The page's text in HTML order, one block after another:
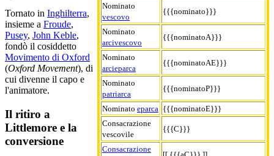
Nominato
vescovo
{{{nominato}}}
Nominato
arcivescovo
{{{nominatoA}}}
Nominato
arcieparca
{{{nominatoAE}}}
Nominato
patriarca
{{{nominatoP}}}
Nominato eparca {{{nominatoE}}}
Consacrazione
vescovile
{{{C}}}
Consacrazione
Tornato in Inghilterra,
insieme a Froude,
Pusey, John Keble,
fondò il cosiddetto
Movimento di Oxford
(Oxford Movement), di
cui divenne il capo e
l'animatore.
Il ritiro a
Littlemore e la
conversione